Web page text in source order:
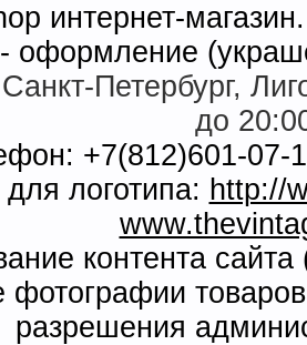
интернет-
- оформление
Санкт-Петербург,
до
+7(812)601-07-
логотипа: http://
контента
фотографии
разрешения